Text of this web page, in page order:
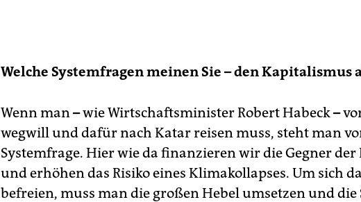
Welche Systemfragen meinen Sie – den Kapitalismus
Wenn man–wie Wirtschaftsminister Robert Habeck–
wegwill und dafür nach Katar reisen muss, steht man
Systemfrage. Hier wie da finanzieren wir die Gegner
und erhöhen das Risiko eines Klimakollapses. Um sich
befreien, muss man die großen Hebel umsetzen und die